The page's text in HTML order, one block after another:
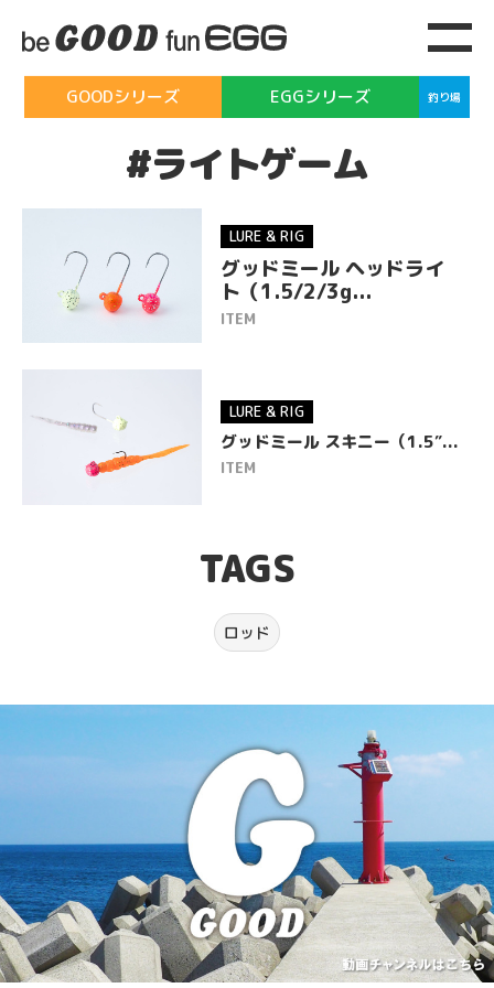
GOODシリーズ EGGシリーズ 釣り場
HOME
ITEM
GOOD
EGGシリーズ
TSURI レポ
TSURI メモ
How to GOOD
NEWS & TOPICS
CONTACT
PRIVACY POLICY
TERMS OF SERVICE
#ライトゲーム
LURE & RIG
グッドミール ヘッドライ
ト（1.5/2/3g...
ITEM
LURE & RIG
グッドミール スキニー（1.5″...
ITEM
TAGS
ロッド